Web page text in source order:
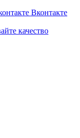
Вконтакте